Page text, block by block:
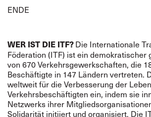
ENDE
WER IST DIE ITF?Die Internationale
Föderation (ITF) ist ein demokratischer
von 670 Verkehrsgewerkschaften, die
Beschäftigte in 147 Ländern vertreten.
weltweit für die Verbesserung der
Verkehrsbeschäftigten ein, indem sie
Netzwerks ihrer
Solidarität initiiert und organisiert. Die